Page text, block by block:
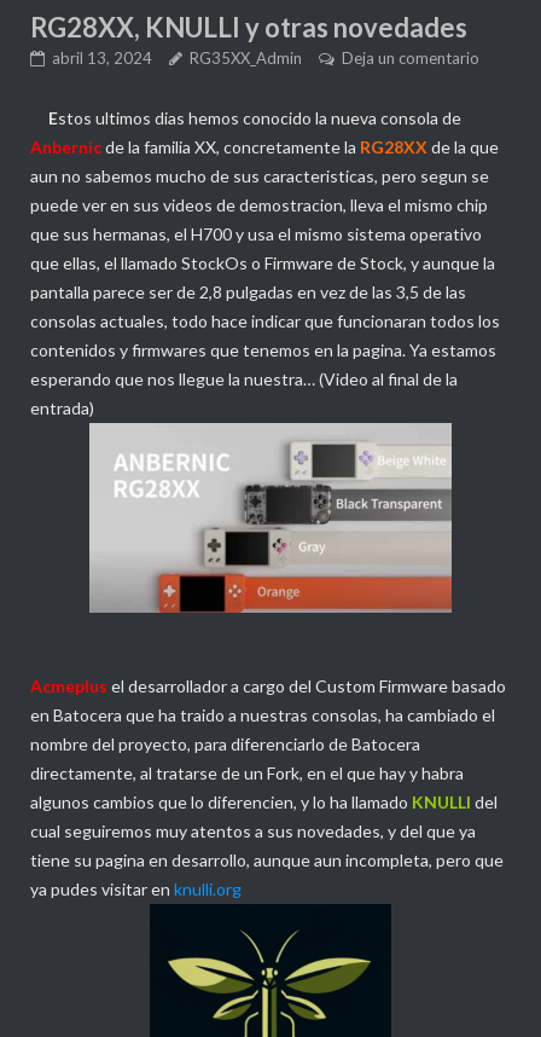
RG28XX, KNULLI y otras novedades
abril 13, 2024 RG35XX_Admin Deja un comentario
Estos ultimos dias hemos conocido la nueva consola de
Anbernicde la familia XX, concretamente la RG28XX de la que
aun no sabemos mucho de sus caracteristicas, pero segun se
puede ver en sus videos de demostracion, lleva el mismo chip
que sus hermanas, el H700 y usa el mismo sistema operativo
que ellas, el llamado StockOs o Firmware de Stock, y aunque la
pantalla parece ser de 2,8 pulgadas en vez de las 3,5 de las
consolas actuales, todo hace indicar que funcionaran todos los
contenidos y firmwares que tenemos en la pagina. Ya estamos
esperando que nos llegue la nuestra… (Video al final de la
entrada)
Acmeplus el desarrollador a cargo del Custom Firmware basado
en Batocera que ha traido a nuestras consolas, ha cambiado el
nombre del proyecto, para diferenciarlo de Batocera
directamente, al tratarse de un Fork, en el que hay y habra
algunos cambios que lo diferencien, y lo ha llamado KNULLI del
cual seguiremos muy atentos a sus novedades, y del que ya
tiene su pagina en desarrollo, aunque aun incompleta, pero que
ya pudes visitar en knulli.org